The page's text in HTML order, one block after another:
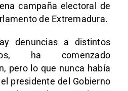
campaña electoral de
de Extremadura.
denuncias a distintos
ha comenzado
pero lo que nunca había
presidente del Gobierno